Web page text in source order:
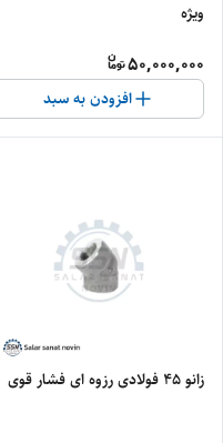
ویژه
50,000,000
افزودن به سبد
زانو ۴۵ فولادی رزوه ای فشار قوی